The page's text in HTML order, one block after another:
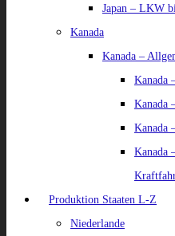
Japan – LKW
Kanada
Kanada –
Kanada
Kanada
Kanada
Kanada
Produktion Staaten L-Z
Niederlande